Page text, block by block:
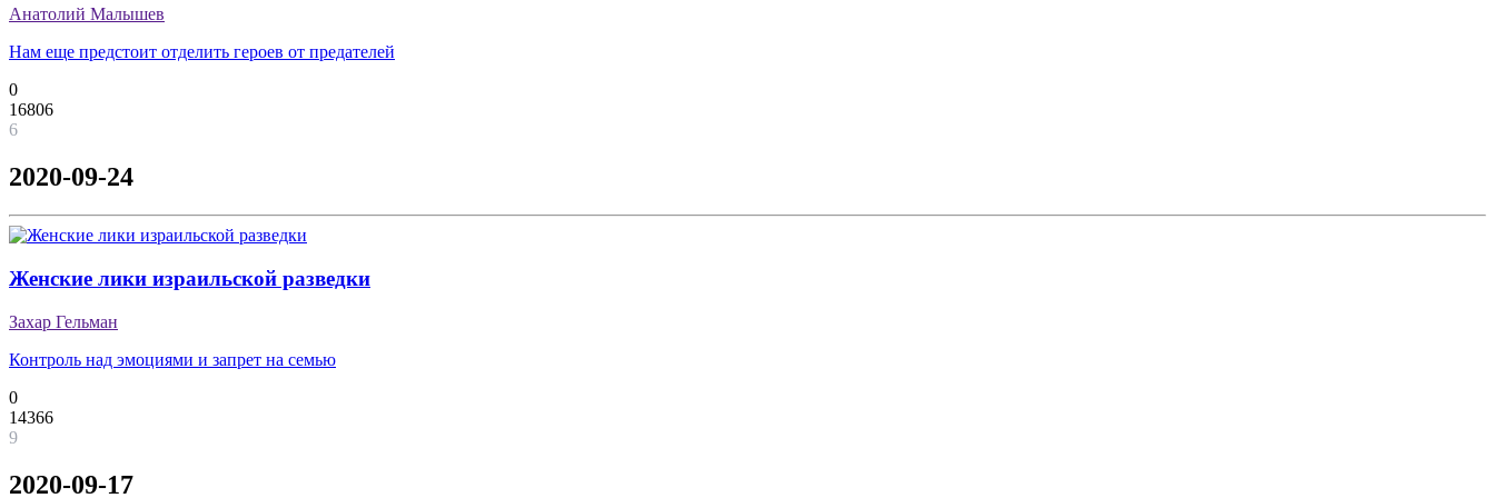
Анатолий Малышев
Нам еще предстоит отделить героев от предателей
0
16806
6
2020-09-24
Женские лики израильской разведки
Захар Гельман
Контроль над эмоциями и запрет на семью
0
14366
9
2020-09-17